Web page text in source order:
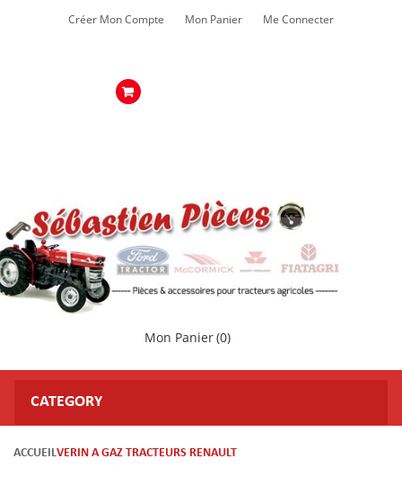
Créer Mon Compte Mon Panier Me Connecter
Mon Panier(0)
CATEGORY
ACCUEILVERIN A GAZ TRACTEURS RENAULT